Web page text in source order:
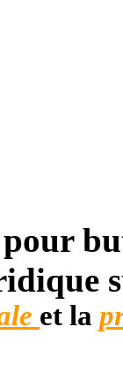
et la